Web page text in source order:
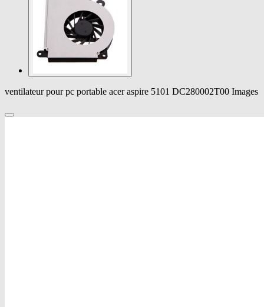
ventilateur pour pc portable acer aspire 5101 DC280002T00 Images